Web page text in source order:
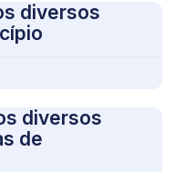
diversos
diversos
de